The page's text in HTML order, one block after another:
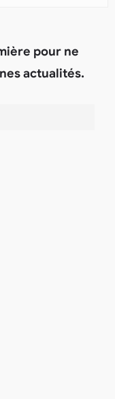
pour ne
actualités.